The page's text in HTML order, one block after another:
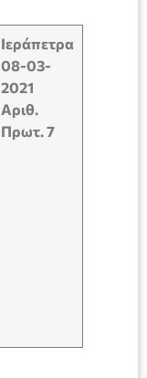
Ιεράπετρα
08-03-
2021
Αριθ.
Πρωτ. 7